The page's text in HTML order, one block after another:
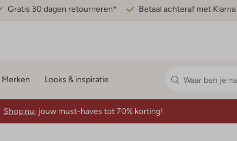
Gratis 30 dagen retourneren* Betaal achteraf met Klarna
Merken Looks & inspiratie
Shop nu: jouw must-haves tot 70% korting!